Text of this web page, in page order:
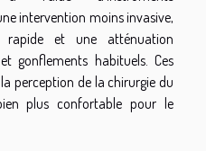
intervention moins invasive,
rapide et une atténuation
gonflements habituels. Ces
perception de la chirurgie du
plus confortable pour le